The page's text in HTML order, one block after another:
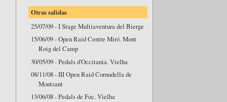
Otras salidas
25/07/09 - I Stage Multiaventura del Bierge
15/06/09 - Open Raid Centre Miró. Mont
Roig del Camp
30/05/09 - Pedals d'Occitania. Vielha
08/11/08 - III Open Raid Cornudella de
Montsant
13/06/08 - Pedals de Foc. Vielha